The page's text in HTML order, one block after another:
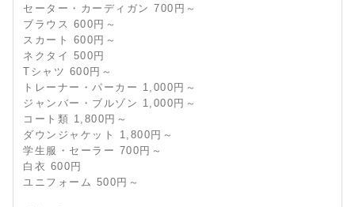
セーター・カーディガン 700円～
ブラウス 600円～
スカート 600円～
ネクタイ 500円
Tシャツ 600円～
トレーナー・パーカー 1,000円～
ジャンバー・ブルゾン 1,000円～
コート類 1,800円～
ダウンジャケット 1,800円～
学生服・セーラー 700円～
白衣 600円
ユニフォーム 500円～